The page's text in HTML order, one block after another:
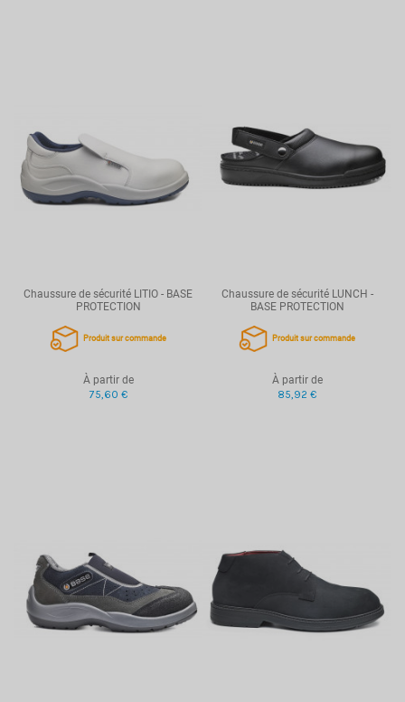
Chaussure de sécurité LITIO - BASE
PROTECTION
Produit sur commande
À partir de
75,60 €
Chaussure de sécurité LUNCH -
BASE PROTECTION
Produit sur commande
À partir de
85,92 €